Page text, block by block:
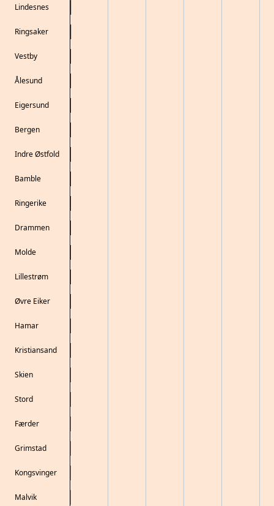
Lindesnes
Ringsaker
Vestby
Ålesund
Eigersund
Bergen
Indre Østfold
Bamble
Ringerike
Drammen
Molde
Lillestrøm
Øvre Eiker
Hamar
Kristiansand
Skien
Stord
Færder
Grimstad
Kongsvinger
Malvik